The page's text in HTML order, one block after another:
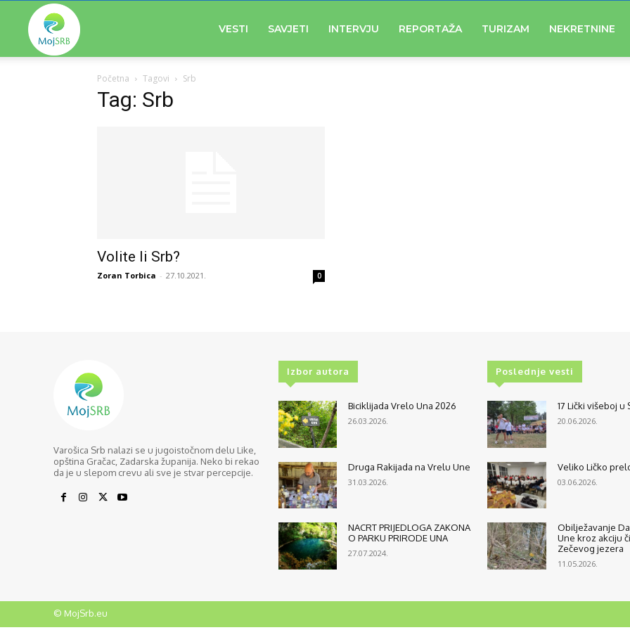
Moj VESTI SAVJETI INTERVJU REPORTAŽA TURIZAM NEKRETNINE
Početna Tagovi Srb
Tag: Srb
Volite li Srb?
Zoran Torbica - 27.10.2021. 0
Varošica Srb nalazi se u jugoistočnom delu Like,
opština Gračac, Zadarska županija. Neko bi rekao
da je u slepom crevu ali sve je stvar percepcije.
Izbor autora
Biciklijada Vrelo Una 2026
26.03.2026.
Druga Rakijada na Vrelu Une
31.03.2026.
NACRT PRIJEDLOGA ZAKONA
O PARKU PRIRODE UNA
27.07.2024.
Poslednje vesti
17 Lički višeboj u
20.06.2026.
Veliko Ličko
03.06.2026.
Obilježavanje
Une kroz akciju
Zečevog jezera
11.05.2026.
© MojSrb.eu